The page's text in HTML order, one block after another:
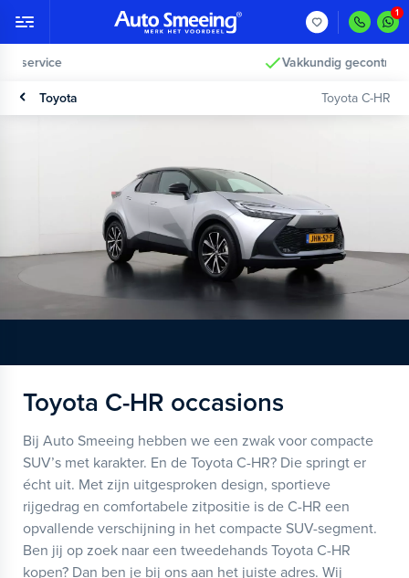
Vakkundig gecontroleerd >
Toyota Toyota C-HR
Toyota C-HR occasions
Bij Auto Smeeing hebben we een zwak voor compacte
SUV’s met karakter. En de Toyota C-HR? Die springt er
écht uit. Met zijn uitgesproken design, sportieve
rijgedrag en comfortabele zitpositie is de C-HR een
opvallende verschijning in het compacte SUV-segment.
Ben jij op zoek naar een tweedehands Toyota C-HR
kopen? Dan ben je bij ons aan het juiste adres. Wij